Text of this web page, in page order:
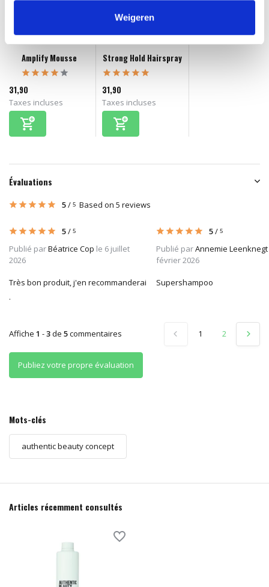
Weigeren
Amplify Mousse
31,90
Taxes incluses
Strong Hold Hairspray
31,90
Taxes incluses
Évaluations
5/ 5 Based on 5 reviews
5/ 5
Publié parBéatrice Cop le 6 juillet
2026
Très bon produit, j'en recommanderai
.
5/ 5
Publié parAnnemie Leenknegt
février 2026
Supershampoo
Affiche 1 -3de 5commentaires 1 2
Publiez votre propre évaluation
Mots-clés
authentic beauty concept
Articles récemment consultés